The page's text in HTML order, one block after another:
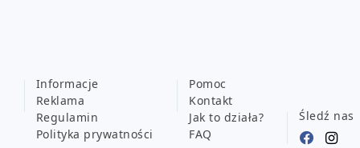
Informacje
Reklama
Regulamin
Polityka prywatności
Pomoc
Kontakt
Jak to działa?
FAQ
Śledź nas